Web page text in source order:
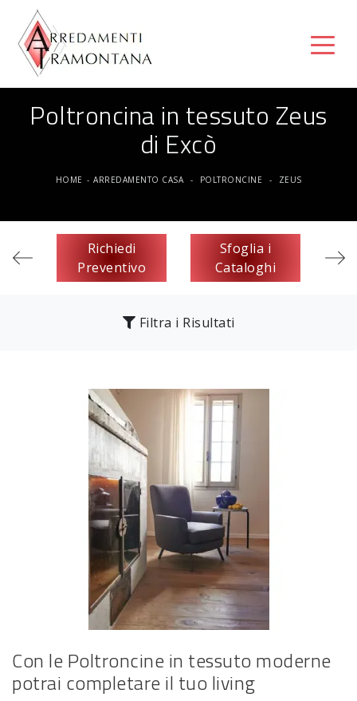
Poltroncina in tessuto Zeus
di Excò
HOME - ARREDAMENTO CASA - POLTRONCINE - ZEUS
Richiedi
Preventivo
Sfoglia i
Cataloghi
Filtra i Risultati
Con le Poltroncine in tessuto moderne
potrai completare il tuo living